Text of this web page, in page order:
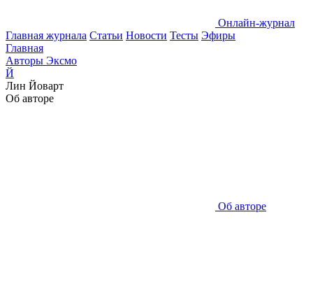
Онлайн-журнал
Главная журнала Статьи Новости Тесты Эфиры
Главная
Авторы Эксмо
Й
Лин Йоварт
Об авторе
Об авторе